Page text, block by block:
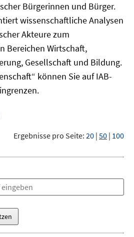
Bürgerinnen und Bürger.
wissenschaftliche Analysen
Akteure zum
Bereichen Wirtschaft,
Gesellschaft und Bildung.
können Sie auf IAB-
Ergebnisse pro Seite: 20 | 50 | 100